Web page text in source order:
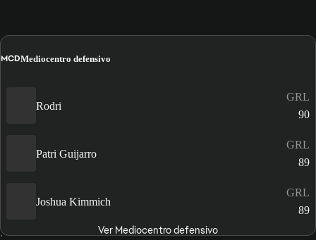
MCDMediocentro defensivo
Rodri
GRL
90
Patri Guijarro
GRL
89
Joshua Kimmich
GRL
89
Ver Mediocentro defensivo